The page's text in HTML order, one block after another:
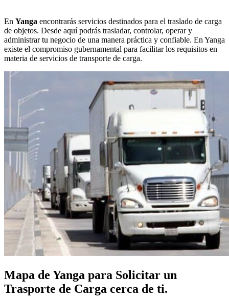
En Yanga encontrarás servicios destinados para el traslado de carga
de objetos. Desde aquí podrás trasladar, controlar, operar y
administrar tu negocio de una manera práctica y confiable. En Yanga
existe el compromiso gubernamental para facilitar los requisitos en
materia de servicios de transporte de carga.
Mapa de Yanga para Solicitar un
Trasporte de Carga cerca de ti.